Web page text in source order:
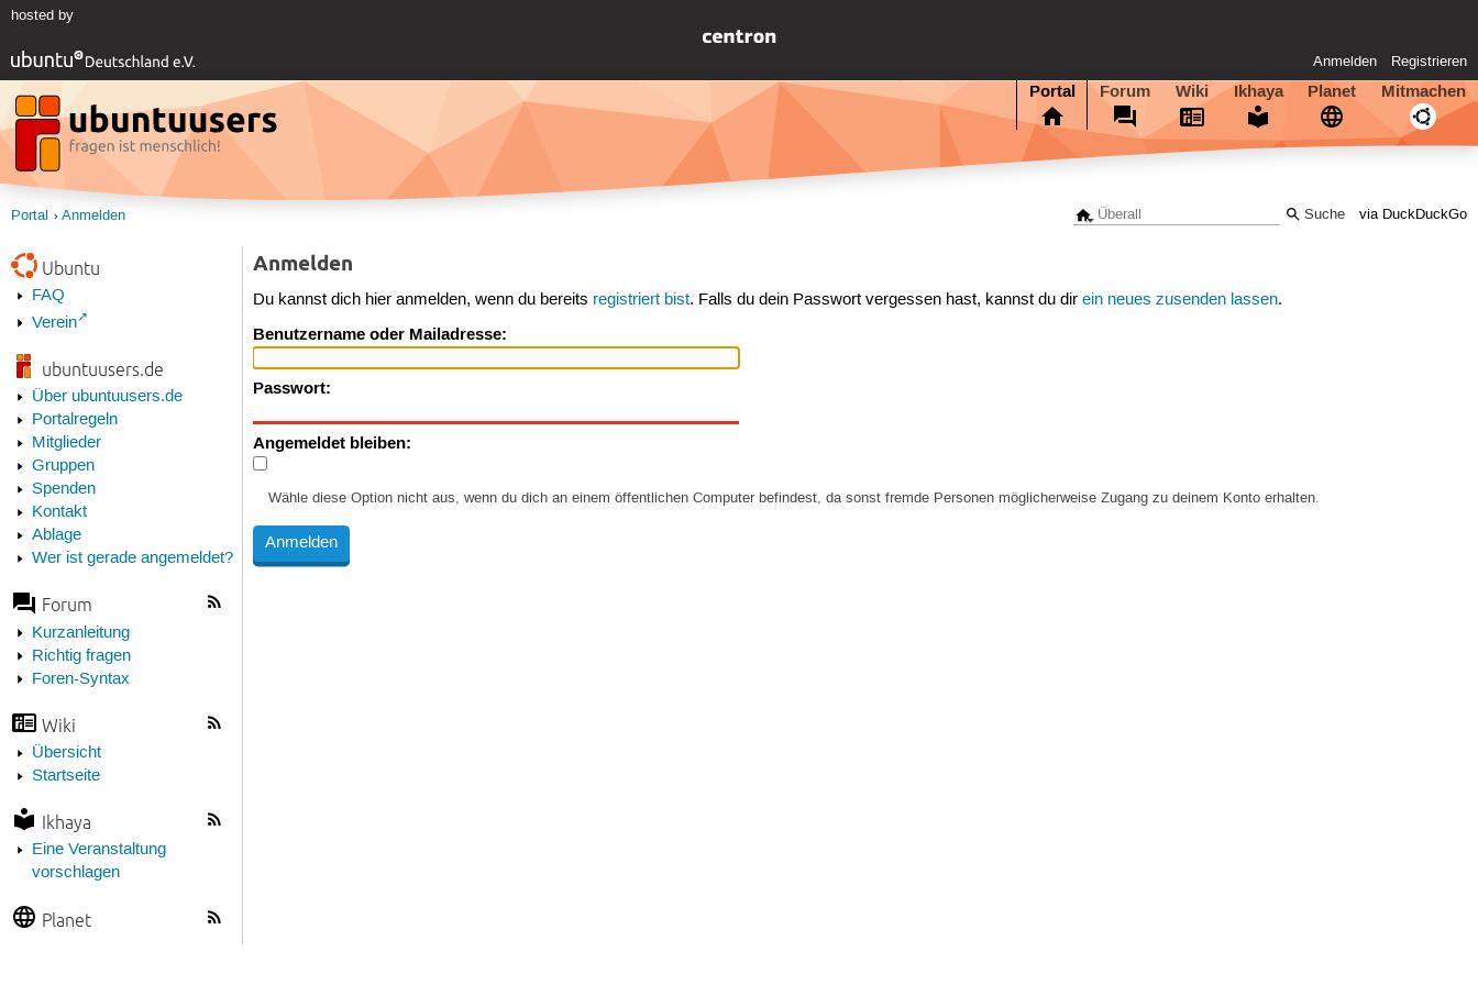
hosted by
Anmelden Registrieren
Portal Forum Wiki Ikhaya Planet Mitmachen
via DuckDuckGo
Portal Anmelden
Ubuntu
FAQ
Verein
ubuntuusers.de
Über ubuntuusers.de
Portalregeln
Mitglieder
Gruppen
Spenden
Kontakt
Ablage
Wer ist gerade angemeldet?
Forum
Kurzanleitung
Richtig fragen
Foren-Syntax
Wiki
Übersicht
Startseite
Ikhaya
Eine Veranstaltung
vorschlagen
Planet
Anmelden
Du kannst dich hier anmelden, wenn du bereits registriert bist. Falls du dein Passwort vergessen hast, kannst du direin neues zusenden lassen.
Benutzername oder Mailadresse:
Passwort:
Angemeldet bleiben:
Wähle diese Option nicht aus, wenn du dich an einem öffentlichen Computer befindest, da sonst fremde Personen möglicherweise Zugang zu deinem Konto erhalten.